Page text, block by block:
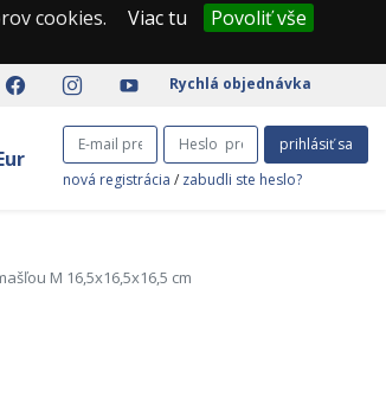
cookies. Viac tu
Povoliť vše
Rychlá objednávka
prihlásiť sa
nová registrácia / zabudli ste heslo?
M 16,5x16,5x16,5 cm